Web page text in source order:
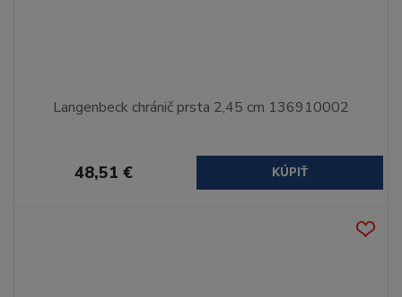
Langenbeck chránič prsta 2,45 cm 136910002
48,51 € KÚPIŤ